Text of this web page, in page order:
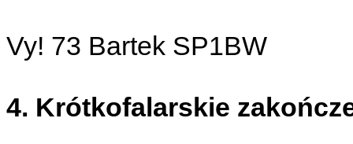
Vy! 73 Bartek SP1BW
4. Krótkofalarskie